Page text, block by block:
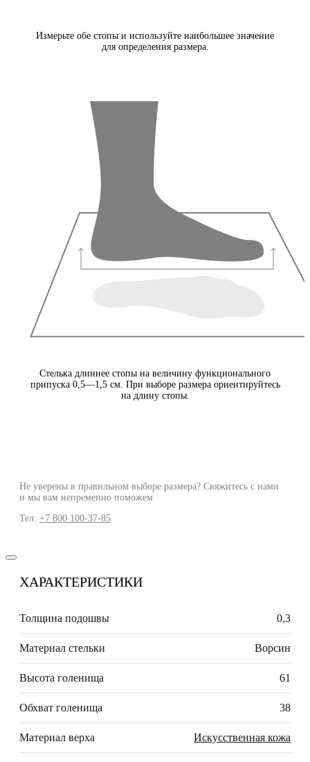
Измерьте обе стопы и используйте наибольшее значение
для определения размера.
Стелька длиннее стопы на величину функционального
припуска 0,5—1,5 см. При выборе размера ориентируйтесь
на длину стопы.
Не уверены в правильном выборе размера? Свяжитесь с нами
и мы вам непременно поможем
Тел: +7 800 100-37-85
ХАРАКТЕРИСТИКИ
Толщина подошвы 0,3
Материал стельки Ворсин
Высота голенища 61
Обхват голенища 38
Материал верха Искусственная кожа